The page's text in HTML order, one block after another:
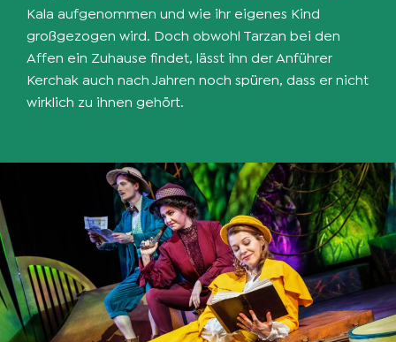
Kala aufgenommen und wie ihr eigenes Kind
großgezogen wird. Doch obwohl Tarzan bei den
Affen ein Zuhause findet, lässt ihn der Anführer
Kerchak auch nach Jahren noch spüren, dass er nicht
wirklich zu ihnen gehört.